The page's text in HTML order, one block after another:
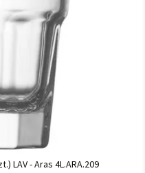
LAV - Aras 4L.ARA.209